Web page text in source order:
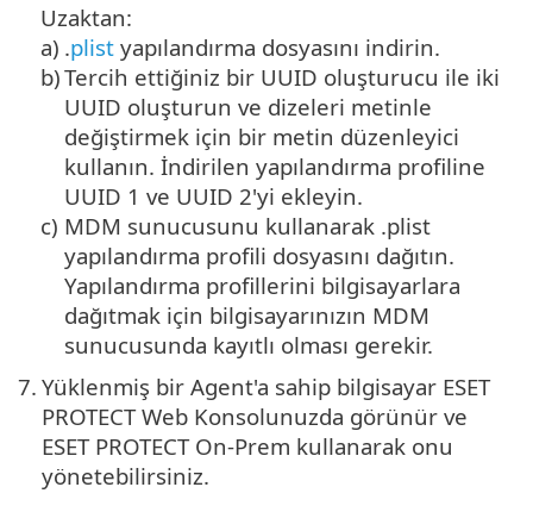
Uzaktan:
a) .plist yapılandırma dosyasını indirin.
b)Tercih ettiğiniz bir UUID oluşturucu ile iki
UUID oluşturun ve dizeleri metinle
değiştirmek için bir metin düzenleyici
kullanın. İndirilen yapılandırma profiline
UUID 1 ve UUID 2'yi ekleyin.
c) MDM sunucusunu kullanarak .plist
yapılandırma profili dosyasını dağıtın.
Yapılandırma profillerini bilgisayarlara
dağıtmak için bilgisayarınızın MDM
sunucusunda kayıtlı olması gerekir.
7. Yüklenmiş bir Agent'a sahip bilgisayar ESET
PROTECT Web Konsolunuzda görünür ve
ESET PROTECT On-Prem kullanarak onu
yönetebilirsiniz.